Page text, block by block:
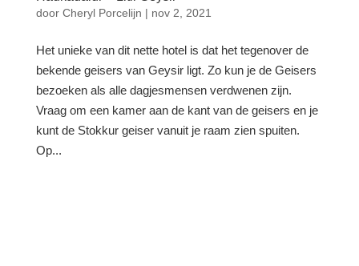
door Cheryl Porcelijn | nov 2, 2021
Het unieke van dit nette hotel is dat het tegenover de
bekende geisers van Geysir ligt. Zo kun je de Geisers
bezoeken als alle dagjesmensen verdwenen zijn.
Vraag om een kamer aan de kant van de geisers en je
kunt de Stokkur geiser vanuit je raam zien spuiten.
Op...